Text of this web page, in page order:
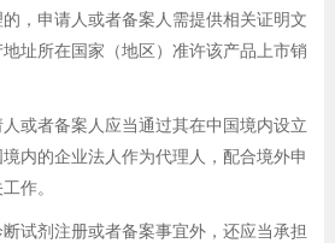
，申请人或者备案人需提供相关证明文
址所在国家（地区）准许该产品上市销
或者备案人应当通过其在中国境内设立
内的企业法人作为代理人，配合境外申
作。
剂注册或者备案事宜外，还应当承担